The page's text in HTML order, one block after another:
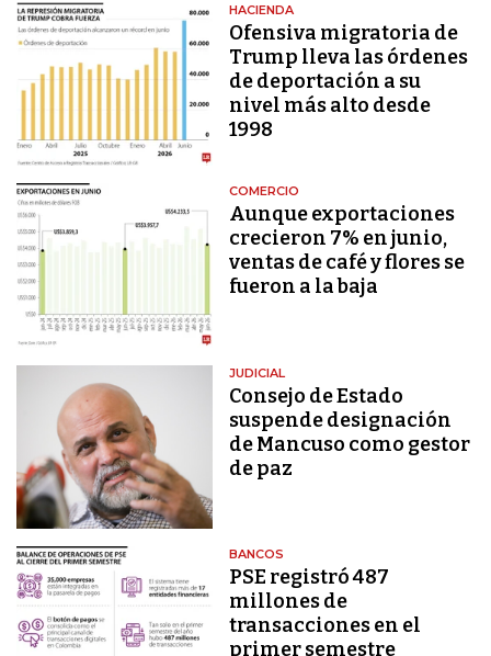
HACIENDA
Ofensiva migratoria de
Trump lleva las órdenes
de deportación a su
nivel más alto desde
1998
COMERCIO
Aunque exportaciones
crecieron 7% en junio,
ventas de café y flores se
fueron a la baja
JUDICIAL
Consejo de Estado
suspende designación
de Mancuso como gestor
de paz
BANCOS
PSE registró 487
millones de
transacciones en el
primer semestre